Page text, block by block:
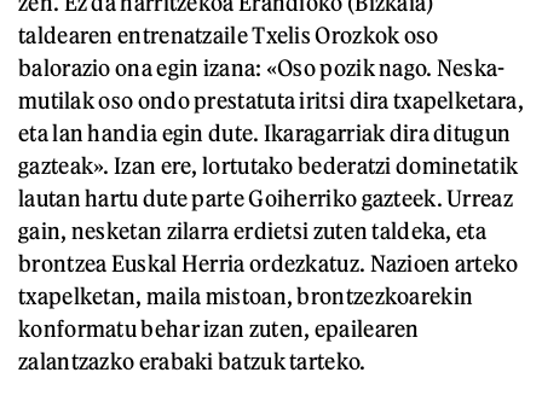
taldearen entrenatzaile Txelis Orozkok oso
balorazio ona egin izana: «Oso pozik nago. Neska-
mutilak oso ondo prestatuta iritsi dira txapelketara,
eta lan handia egin dute. Ikaragarriak dira ditugun
gazteak». Izan ere, lortutako bederatzi dominetatik
lautan hartu dute parte Goiherriko gazteek. Urreaz
gain, nesketan zilarra erdietsi zuten taldeka, eta
brontzea Euskal Herria ordezkatuz. Nazioen arteko
txapelketan, maila mistoan, brontzezkoarekin
konformatu behar izan zuten, epailearen
zalantzazko erabaki batzuk tarteko.